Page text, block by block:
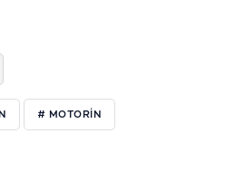
# MOTORIN